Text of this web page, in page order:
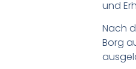
und
Nach
Borg